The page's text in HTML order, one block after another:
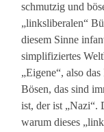
schmutzig und
„linksliberalen“
diesem Sinne
simplifiziertes
„Eigene“, also
Bösen, das sind
ist, der ist „Nazi“.
warum dieses